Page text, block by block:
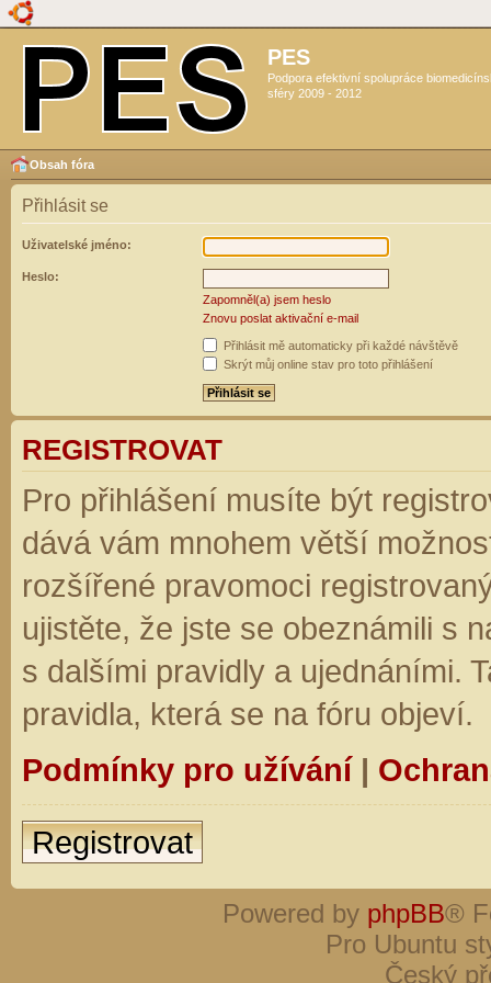
PES
Podpora efektivní spolupráce
sféry 2009 - 2012
Obsah fóra
Přihlásit se
Uživatelské jméno:
Heslo:
Zapomněl(a) jsem heslo
Znovu poslat aktivační e-mail
Přihlásit mě automaticky při každé návštěvě
Skrýt můj online stav pro toto přihlášení
REGISTROVAT
Pro přihlášení musíte být
dává vám mnohem větší
rozšířené pravomoci
ujistěte, že jste se obeznámili s
s dalšími pravidly a ujednáními.
pravidla, která se na fóru objeví.
Podmínky pro užívání|
Registrovat
Powered by phpBB®
Pro Ubuntu
Český